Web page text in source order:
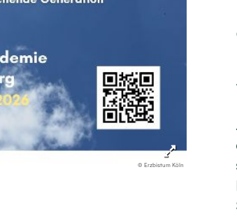
© Erzbistum Köln